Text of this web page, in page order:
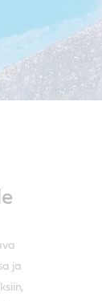
ja